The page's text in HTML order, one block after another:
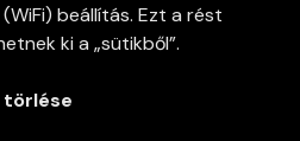
beállítás. Ezt a rést
ki a „sütikből”.
törlése